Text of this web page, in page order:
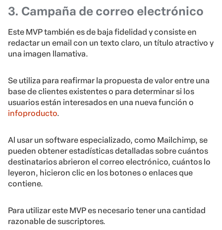
3. Campaña de correo electrónico
Este MVP también es de baja fidelidad y consiste en
redactar un email con un texto claro, un título atractivo y
una imagen llamativa.
Se utiliza para reafirmar la propuesta de valor entre una
base de clientes existentes o para determinar si los
usuarios están interesados en una nueva función o
infoproducto.
Al usar un software especializado, como Mailchimp, se
pueden obtener estadísticas detalladas sobre cuántos
destinatarios abrieron el correo electrónico, cuántos lo
leyeron, hicieron clic en los botones o enlaces que
contiene.
Para utilizar este MVP es necesario tener una cantidad
razonable de suscriptores.